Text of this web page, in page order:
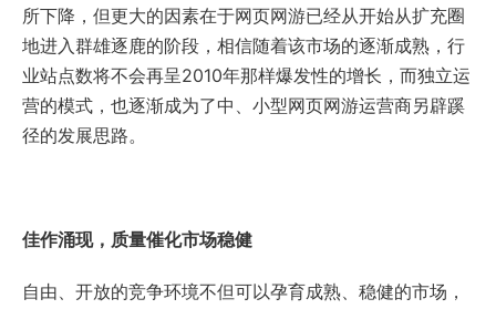
所下降，但更大的因素在于网页网游已经从开始从扩充圈
地进入群雄逐鹿的阶段，相信随着该市场的逐渐成熟，行
业站点数将不会再呈2010年那样爆发性的增长，而独立运
营的模式，也逐渐成为了中、小型网页网游运营商另辟蹊
径的发展思路。
佳作涌现，质量催化市场稳健
自由、开放的竞争环境不但可以孕育成熟、稳健的市场，